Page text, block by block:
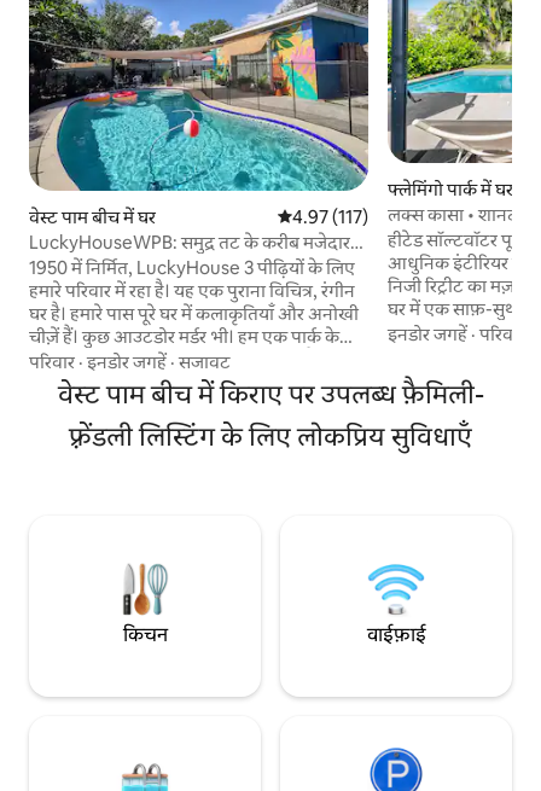
वेस्ट पाम बीच में घर औसत रेटिंग 5 में से 4.97, 117 समीक्षाएँ
4.97 (117)
LuckyHouseWPB: समुद्र तट के करीब मजेदार
पूल घर
1950 में निर्मित, LuckyHouse 3 पीढ़ियों के लिए
हमारे परिवार में रहा है। यह एक पुराना विचित्र, रंगीन
घर है। हमारे पास पूरे घर में कलाकृतियाँ और अनोखी
चीज़ें हैं। कुछ आउटडोर मर्डर भी। हम एक पार्क के
बगल में एक महान परिवार के पड़ोस में रहते हैं जहां
आप चल सकते हैं, इसे स्पलैश पैड कर सकते हैं या
एक सुंदर सूर्यास्त पकड़ सकते हैं। हमारे पास एक पूल
और परी जलाया गया पिछवाड़े और ग्रिल है। आप घर
पर बाहर घूम सकते हैं और आराम कर सकते हैं या
परिवार ·इनडोर जगहें ·सजावट
फ्लेमिंगो पार्क में घर
लक्स कासा •
पास
हीटेड सॉल्टवॉटर पूल,
आधुनिक इंटीरियर
निजी रिट्रीट का मज़ा
घर में एक साफ़-सुथरा
आरामदायक लाउंज और
कमरे में सीलिंग पंखे
बदौलत आपकी रातें
और नॉर्टन म्यूज़ियम
और टेनिस व नए
इनडोर जगहें ·परिवार
वेस्ट पाम बीच में किराए पर उपलब्ध फ़ैमिली-
फ़्रेंडली लिस्टिंग के लिए लोकप्रिय सुविधाएँ
किचन वाईफ़ाई